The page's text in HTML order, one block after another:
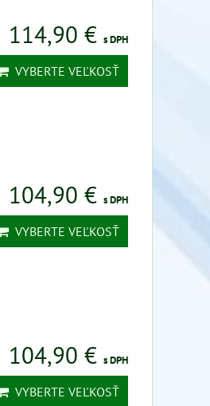
114,90 € s DPH
VYBERTE VEĽKOSŤ
104,90 € s DPH
VYBERTE VEĽKOSŤ
104,90 € s DPH
VYBERTE VEĽKOSŤ